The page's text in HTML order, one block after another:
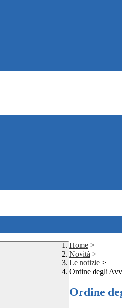
Home >
Novità >
Le notizie >
Ordine degli
Ordine